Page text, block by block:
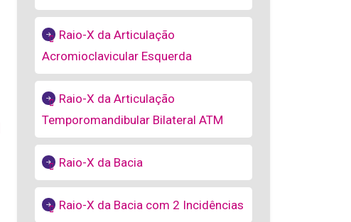
Raio-X da Articulação
Acromioclavicular Esquerda
Raio-X da Articulação
Temporomandibular Bilateral ATM
Raio-X da Bacia
Raio-X da Bacia com 2 Incidências